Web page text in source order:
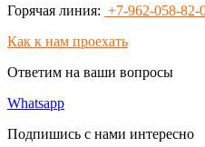
Горячая линия: +7-962-058-82-
Как к нам проехать
Ответим на ваши вопросы
Whatsapp
Подпишись с нами интересно